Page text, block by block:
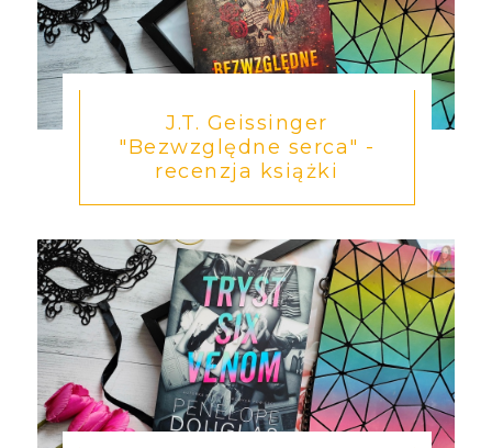
J.T. Geissinger
"Bezwzględne serca" -
recenzja książki